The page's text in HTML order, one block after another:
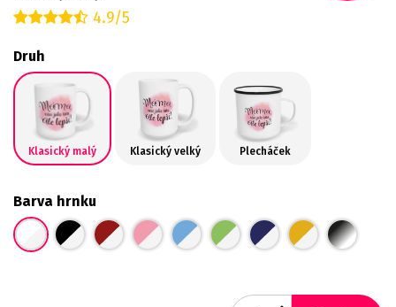
4.9/5
Druh
Klasický malý Klasický velký Plecháček
Barva hrnku